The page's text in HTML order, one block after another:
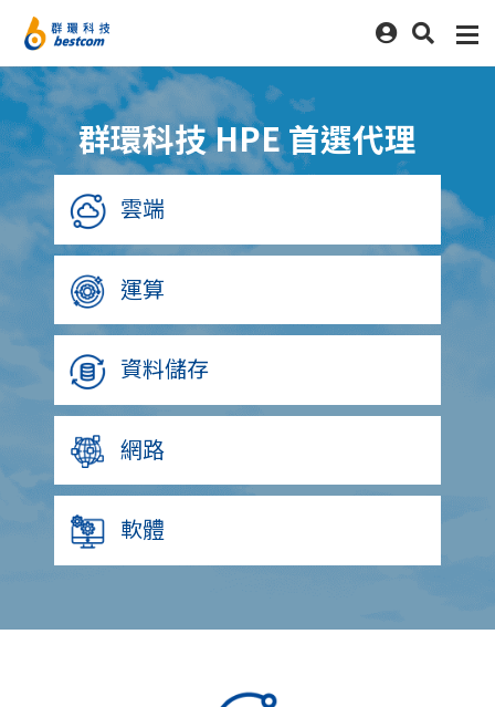
群環科技 HPE 首選代理
雲端
運算
資料儲存
網路
軟體